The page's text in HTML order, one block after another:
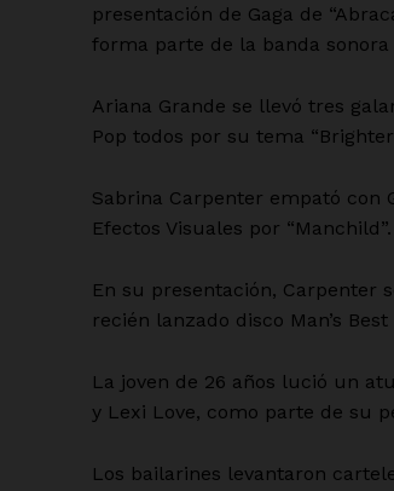
presentación de Gaga de
forma parte de la banda
Ariana Grande se llevó tres
Pop todos por su tema “Brighter
Sabrina Carpenter empató con
Efectos Visuales por “Manchild”.
En su presentación, Carpenter
recién lanzado disco Man’s Best
La joven de 26 años lució un
y Lexi Love, como parte de su
Los bailarines levantaron